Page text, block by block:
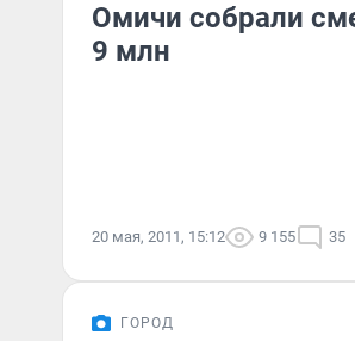
Омичи собрали
9 млн
20 мая, 2011, 15:12 9 155 35
ГОРОД